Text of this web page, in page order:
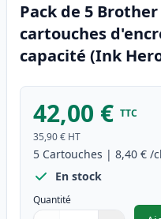
Pack de 5 Brother
cartouches
capacité (Ink
42,00 € TTC
35,90 € HT
5 Cartouches | 8,40 € /
En stock
Quantité